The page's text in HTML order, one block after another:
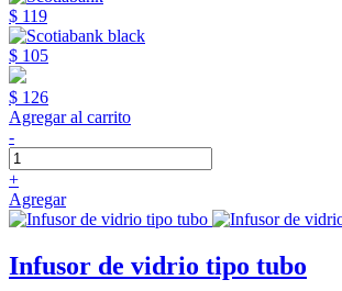
$ 119
$ 105
$ 126
Agregar al carrito
-
+
Agregar
Infusor de vidrio tipo tubo